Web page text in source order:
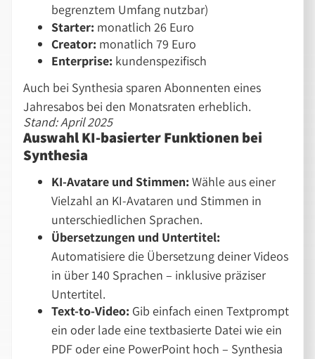
begrenztem Umfang nutzbar)
Starter: monatlich 26 Euro
Creator: monatlich 79 Euro
Enterprise: kundenspezifisch
Auch bei Synthesia sparen Abonnenten eines
Jahresabos bei den Monatsraten erheblich.
Stand: April 2025
Auswahl KI-basierter Funktionen bei
Synthesia
KI-Avatare und Stimmen: Wähle aus einer
Vielzahl an KI-Avataren und Stimmen in
unterschiedlichen Sprachen.
Übersetzungen und Untertitel:
Automatisiere die Übersetzung deiner Videos
in über 140 Sprachen – inklusive präziser
Untertitel.
Text-to-Video: Gib einfach einen Textprompt
ein oder lade eine textbasierte Datei wie ein
PDF oder eine PowerPoint hoch – Synthesia